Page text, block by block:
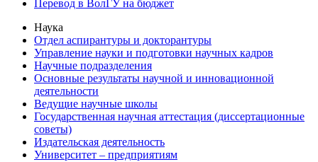
Перевод в ВолГУ на бюджет
Наука
Отдел аспирантуры и докторантуры
Управление науки и подготовки научных кадров
Научные подразделения
Основные результаты научной и инновационной
деятельности
Ведущие научные школы
Государственная научная аттестация (диссертационные
советы)
Издательская деятельность
Университет – предприятиям